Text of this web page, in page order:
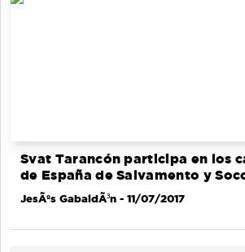
Svat Tarancón participa en los
de España de Salvamento y
JesÃºs GabaldÃ³n - 11/07/2017